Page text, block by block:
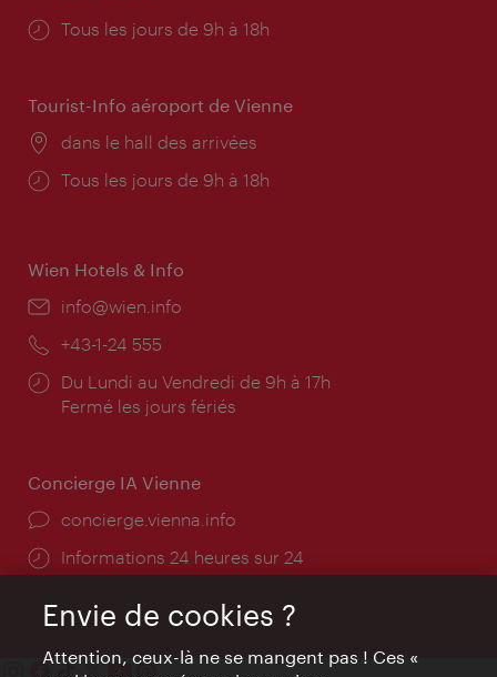
Horaires
Tous les jours de 9h à 18h
Tourist-Info aéroport de Vienne
Lieu:
dans le hall des arrivées
Horaires
Tous les jours de 9h à 18h
Wien Hotels & Info
E-
info@wien.info
Téléphone:
+43-1-24 555
Horaires
d'ouverture:
Du Lundi au Vendredi de 9h à 17h
Fermé les jours fériés
Concierge IA Vienne
Ort:
concierge.vienna.info
Öffnungszeiten:
Informations 24 heures sur 24
Envie de cookies ?
Attention, ceux-là ne se mangent pas ! Ces «